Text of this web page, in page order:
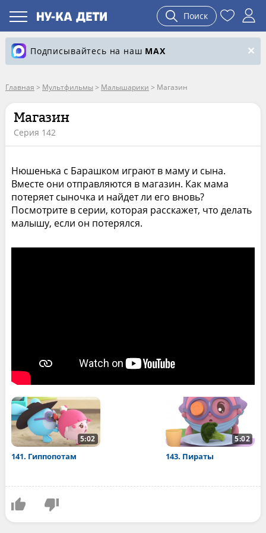
Поиск
Подписывайтесь на наш MAX
Главная > Мультфильмы > Малышарики > Магазин
Магазин
Серия 142
Нюшенька с Барашком играют в маму и сына.
Вместе они отправляются в магазин. Как мама
потеряет сыночка и найдет ли его вновь?
Посмотрите в серии, которая расскажет, что делать
малышу, если он потерялся.
5:02
141. Гиппопотам
5:02
143. Пираты